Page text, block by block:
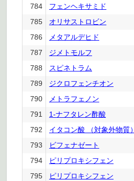
784
フェンヘキサミド
785
オリサストロビン
786
メタアルデヒド
787
ジメトモルフ
788
スピネトラム
789
ジクロフェンチオン
790
メトラフェノン
791
1-ナフタレン酢酸
792
イタコン酸 （対象外物質）
793
ビフェナゼート
794
ピリプロキシフェン
795
ピリプロキシフェン